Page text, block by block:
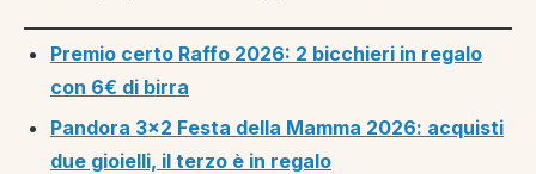
Premio certo Raffo 2026: 2 bicchieri in regalo
con 6€ di birra
Pandora 3×2 Festa della Mamma 2026: acquisti
due gioielli, il terzo è in regalo